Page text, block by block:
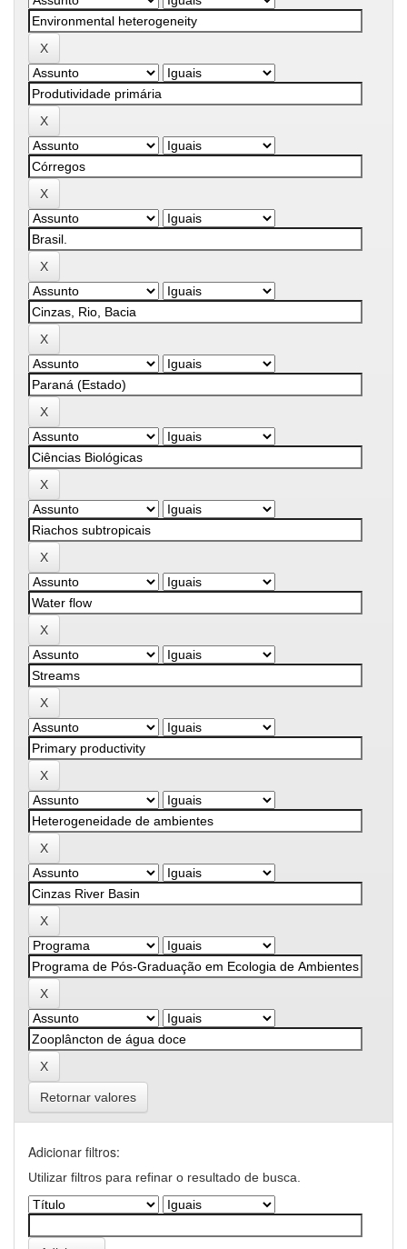
Retornar valores
Adicionar filtros:
Utilizar filtros para refinar o resultado de busca.